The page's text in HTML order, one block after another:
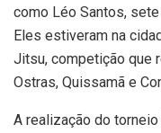
como Léo Santos,
Eles estiveram na
Jitsu, competição que
Ostras, Quissamã e
A realização do